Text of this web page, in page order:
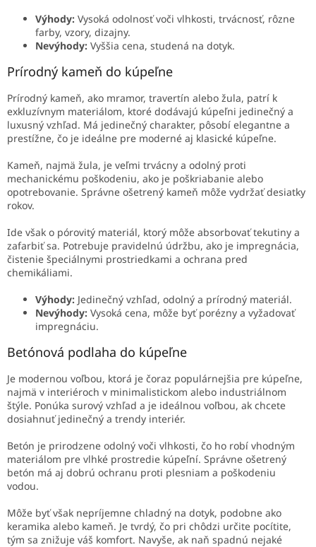
Výhody: Vysoká odolnosť voči vlhkosti, trvácnosť, rôzne
farby, vzory, dizajny.
Nevýhody: Vyššia cena, studená na dotyk.
Prírodný kameň do kúpeľne
Prírodný kameň, ako mramor, travertín alebo žula, patrí k
exkluzívnym materiálom, ktoré dodávajú kúpeľni jedinečný a
luxusný vzhľad. Má jedinečný charakter, pôsobí elegantne a
prestížne, čo je ideálne pre moderné aj klasické kúpeľne.
Kameň, najmä žula, je veľmi trvácny a odolný proti
mechanickému poškodeniu, ako je poškriabanie alebo
opotrebovanie. Správne ošetrený kameň môže vydržať desiatky
rokov.
Ide však o pórovitý materiál, ktorý môže absorbovať tekutiny a
zafarbiť sa. Potrebuje pravidelnú údržbu, ako je impregnácia,
čistenie špeciálnymi prostriedkami a ochrana pred
chemikáliami.
Výhody: Jedinečný vzhľad, odolný a prírodný materiál.
Nevýhody: Vysoká cena, môže byť porézny a vyžadovať
impregnáciu.
Betónová podlaha do kúpeľne
Je modernou voľbou, ktorá je čoraz populárnejšia pre kúpeľne,
najmä v interiéroch v minimalistickom alebo industriálnom
štýle. Ponúka surový vzhľad a je ideálnou voľbou, ak chcete
dosiahnuť jedinečný a trendy interiér.
Betón je prirodzene odolný voči vlhkosti, čo ho robí vhodným
materiálom pre vlhké prostredie kúpeľní. Správne ošetrený
betón má aj dobrú ochranu proti plesniam a poškodeniu
vodou.
Môže byť však nepríjemne chladný na dotyk, podobne ako
keramika alebo kameň. Je tvrdý, čo pri chôdzi určite pocítite,
tým sa znižuje váš komfort. Navyše, ak naň spadnú nejaké